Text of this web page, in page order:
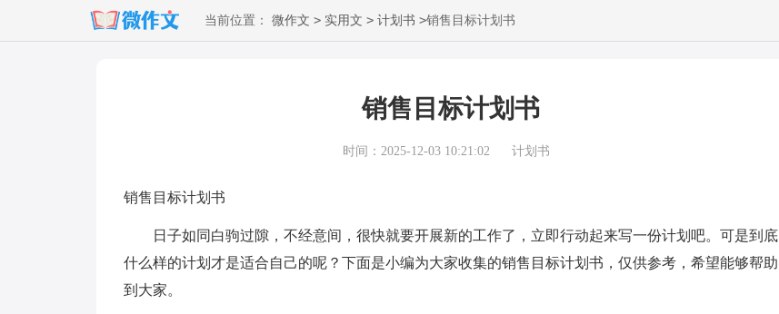
当前位置： 微作文 > 实用文 > 计划书 >销售目标计划书
销售目标计划书
时间：2025-12-03 10:21:02 计划书
销售目标计划书
日子如同白驹过隙，不经意间，很快就要开展新的工作了，立即行动起来写一份计划吧。可是到底
什么样的计划才是适合自己的呢？下面是小编为大家收集的销售目标计划书，仅供参考，希望能够帮助
到大家。